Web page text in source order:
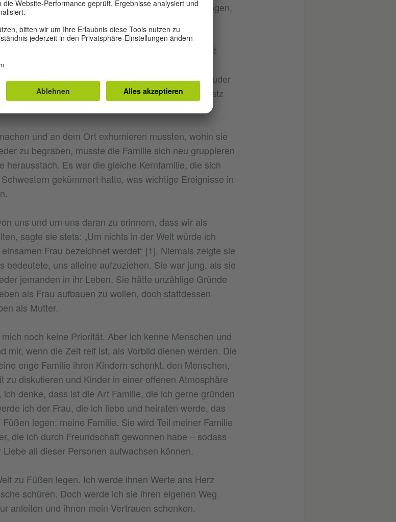
ist Gott wichtig und nicht die Wege, die wir einschlagen,
Familie anstehen, auch wenn es von diesen nicht
– meine Mutter, meine beiden jüngeren
der uns sehr nahe steht sowie oft auch der Bruder
seit dem Tod meines Vaters einen wichtigen Platz
und an dem Ort exhumieren mussten, wohin sie
zu begraben, musste die Familie sich neu gruppieren
herausstach. Es war die gleiche Kernfamilie, die sich
gekümmert hatte, was wichtige Ereignisse in
uns und um uns daran zu erinnern, dass wir als
sagte sie stets: „Um nichts in der Welt würde ich
Frau bezeichnet werdet“ [1]. Niemals zeigte sie
bedeutete, uns alleine aufzuziehen. Sie war jung, als sie
jemanden in ihr Leben. Sie hätte unzählige Gründe
als Frau aufbauen zu wollen, doch stattdessen
als Mutter.
noch keine Priorität. Aber ich kenne Menschen und
mir, wenn die Zeit reif ist, als Vorbild dienen werden. Die
enge Familie ihren Kindern schenkt, den Menschen,
zu diskutieren und Kinder in einer offenen Atmosphäre
denke, dass ist die Art Familie, die ich gerne gründen
ich der Frau, die ich liebe und heiraten werde, das
legen: meine Familie. Sie wird Teil meiner Familie
die ich durch Freundschaft gewonnen habe – sodass
all dieser Personen aufwachsen können.
zu Füßen legen. Ich werde ihnen Werte ans Herz
schüren. Doch werde ich sie ihren eigenen Weg
anleiten und ihnen mein Vertrauen schenken.